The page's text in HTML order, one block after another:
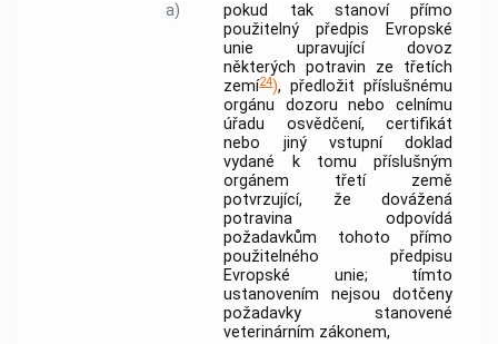
a)
pokud tak stanoví přímo
použitelný předpis Evropské
unie upravující dovoz
některých potravin ze třetích
zemí24), předložit příslušnému
orgánu dozoru nebo celnímu
úřadu osvědčení, certifikát
nebo jiný vstupní doklad
vydané k tomu příslušným
orgánem třetí země
potvrzující, že dovážená
potravina odpovídá
požadavkům tohoto přímo
použitelného předpisu
Evropské unie; tímto
ustanovením nejsou dotčeny
požadavky stanovené
veterinárním zákonem,